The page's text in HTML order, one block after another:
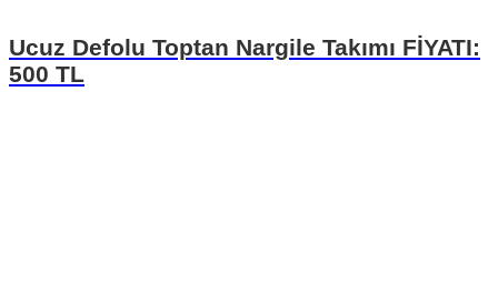
Ucuz Defolu Toptan Nargile Takımı FİYATI:
500 TL